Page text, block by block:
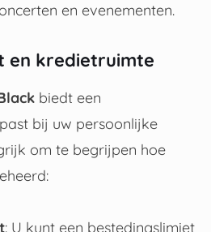
en evenementen.
en kredietruimte
biedt een
bij uw persoonlijke
om te begrijpen hoe
: U kunt een bestedingslimiet